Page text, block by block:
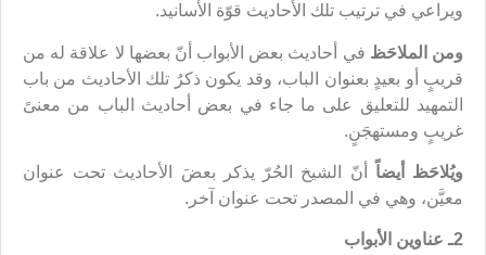
ويراعي في ترتيب تلك الأحاديث قوّة الأسانيد.
ومن الملاحَظ في أحاديث بعض الأبواب أنّ بعضها لا علاقة له من
قريبٍ أو بعيدٍ بعنوان الباب، وقد يكون ذكرُ تلك الأحاديث من باب
التمهيد للتعليق على ما جاء في بعض أحاديث الباب من معنىً
غريبٍ ومستهجَنٍ.
ويُلاحَظ أيضاً أنّ الشيخ الحُرّ يذكر بعضَ الأحاديث تحت عنوان
معيَّن، وهي في المصدر تحت عنوان آخر.
2ـ عناوين الأبواب